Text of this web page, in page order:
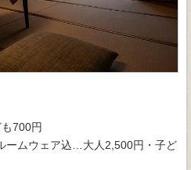
700円
ームウェア込…大人2,500円・子ど